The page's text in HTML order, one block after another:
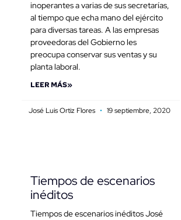
inoperantes a varias de sus secretarías,
al tiempo que echa mano del ejército
para diversas tareas. A las empresas
proveedoras del Gobierno les
preocupa conservar sus ventas y su
planta laboral.
LEER MÁS»
José Luis Ortiz Flores 19 septiembre, 2020
Tiempos de escenarios
inéditos
Tiempos de escenarios inéditos José